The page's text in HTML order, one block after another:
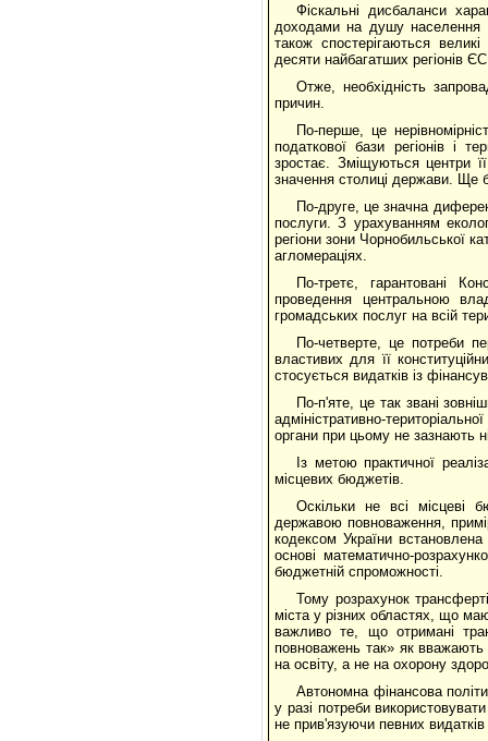
Фіскальні дисбаланси
доходами на душу населення
також спостерігаються
десяти найбагатших регіонів
Отже, необхідність
причин.
По-перше, це
податкової бази регіонів і
зростає. Зміщуються центри
значення столиці держави. Ще
По-друге, це значна
послуги. З урахуванням
регіони зони Чорнобильської
агломераціях.
По-третє, гарантовані
проведення центральною
громадських послуг на всій
По-четверте, це потреби
властивих для її
стосується видатків із
По-п'яте, це так звані
адміністративно-
органи при цьому не зазнають
Із метою практичної
місцевих бюджетів.
Оскільки не всі місцеві
державою повноваження,
кодексом України
основі математично-
бюджетній спроможності.
Тому розрахунок
міста у різних областях, що
важливо те, що отримані
повноважень так» як вважають
на освіту, а не на охорону
Автономна фінансова
у разі потреби
не прив'язуючи певних